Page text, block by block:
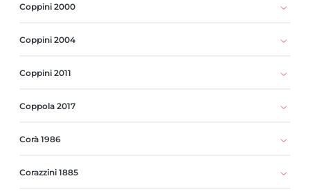
Coppini 2000
Coppini 2004
Coppini 2011
Coppola 2017
Corà 1986
Corazzini 1885